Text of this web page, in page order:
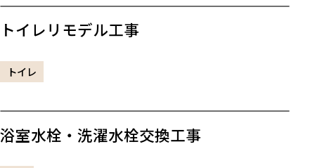
トイレリモデル工事
トイレ
浴室水栓・洗濯水栓交換工事